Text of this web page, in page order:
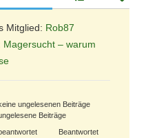
Mitglied: Rob87
Magersucht – warum
ungelesenen Beiträge
Beiträge
Beantwortet